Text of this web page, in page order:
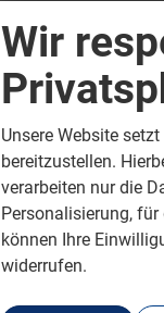
Wir
Unsere Website
bereitzustellen.
verarbeiten nur die
Personalisierung,
können Ihre
widerrufen.